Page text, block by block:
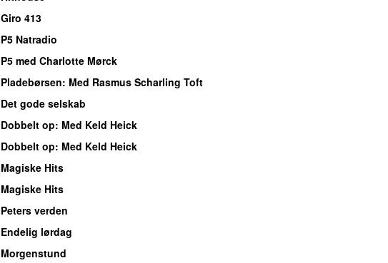
Giro 413
P5 Natradio
P5 med Charlotte Mørck
Pladebørsen: Med Rasmus Scharling Toft
Det gode selskab
Dobbelt op: Med Keld Heick
Dobbelt op: Med Keld Heick
Magiske Hits
Magiske Hits
Peters verden
Endelig lørdag
Morgenstund